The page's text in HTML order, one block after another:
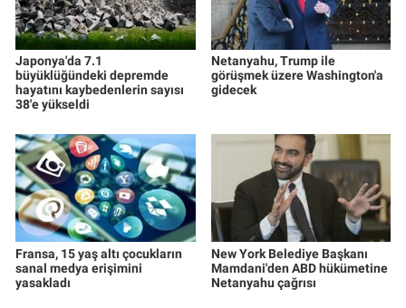
Japonya'da 7.1
büyüklüğündeki depremde
hayatını kaybedenlerin sayısı
38'e yükseldi
Netanyahu, Trump ile
görüşmek üzere Washington'a
gidecek
Fransa, 15 yaş altı çocukların
sanal medya erişimini
yasakladı
New York Belediye Başkanı
Mamdani'den ABD hükümetine
Netanyahu çağrısı